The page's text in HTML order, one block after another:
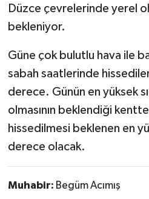
Düzce çevrelerinde yerel
bekleniyor.
Güne çok bulutlu hava ile
sabah saatlerinde
derece. Günün en yüksek
olmasının beklendiği
hissedilmesi beklenen en
derece olacak.
Muhabir: Begüm Acımış